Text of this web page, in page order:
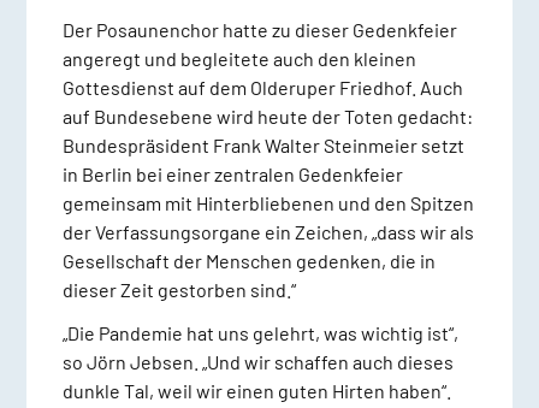
Der Posaunenchor hatte zu dieser Gedenkfeier
angeregt und begleitete auch den kleinen
Gottesdienst auf dem Olderuper Friedhof. Auch
auf Bundesebene wird heute der Toten gedacht:
Bundespräsident Frank Walter Steinmeier setzt
in Berlin bei einer zentralen Gedenkfeier
gemeinsam mit Hinterbliebenen und den Spitzen
der Verfassungsorgane ein Zeichen, „dass wir als
Gesellschaft der Menschen gedenken, die in
dieser Zeit gestorben sind.“
„Die Pandemie hat uns gelehrt, was wichtig ist“,
so Jörn Jebsen. „Und wir schaffen auch dieses
dunkle Tal, weil wir einen guten Hirten haben“.